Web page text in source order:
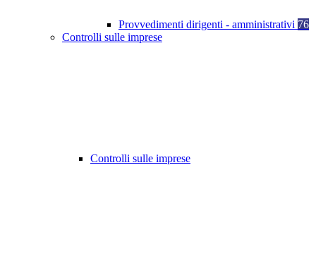
Provvedimenti dirigenti - amministrativi 76
Controlli sulle imprese
Controlli sulle imprese